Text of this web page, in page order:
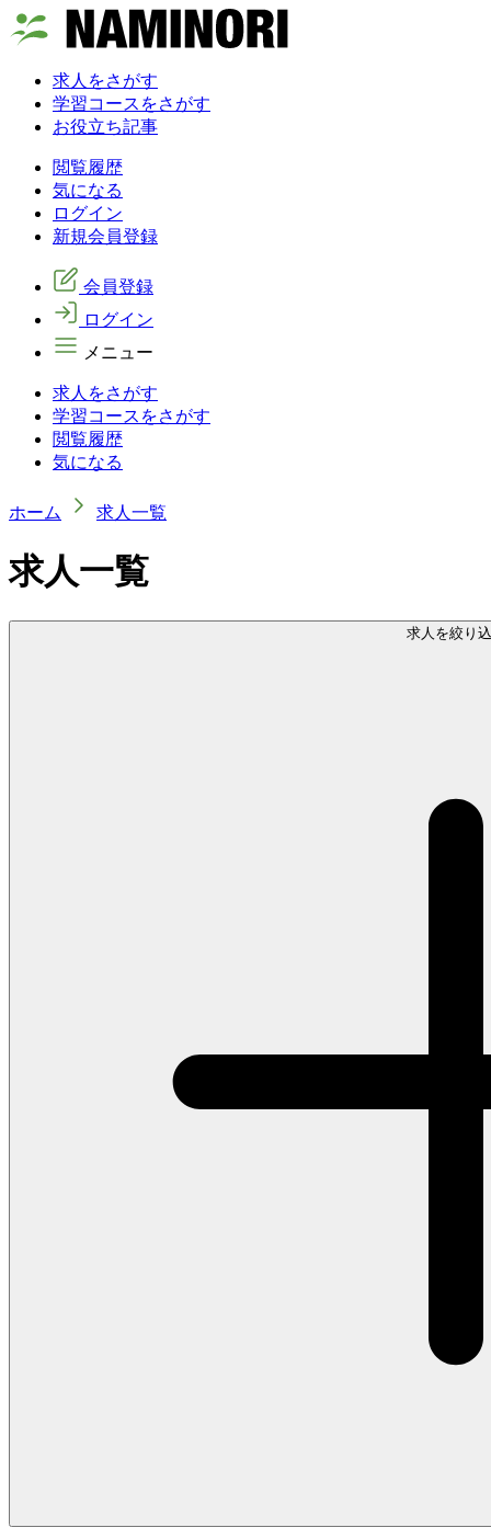
求人をさがす
学習コースをさがす
お役立ち記事
閲覧履歴
気になる
ログイン
新規会員登録
会員登録
ログイン
メニュー
求人をさがす
学習コースをさがす
閲覧履歴
気になる
ホーム 求人一覧
求人一覧
求人を絞り